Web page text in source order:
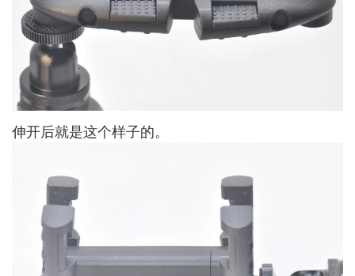
伸开后就是这个样子的。